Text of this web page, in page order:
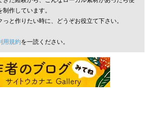
作しています。
と作りたい時に、どうぞお役立て下さい。
用規約を一読ください。